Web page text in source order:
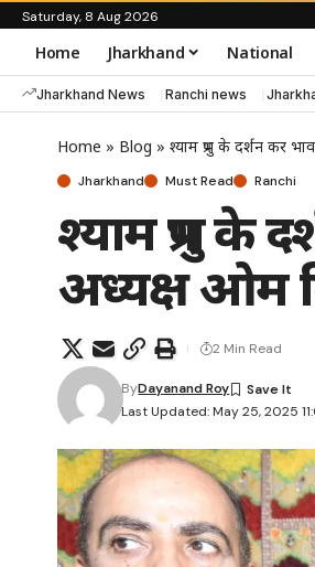
Saturday, 8 Aug 2026
Home Jharkhand National
Jharkhand News Ranchi news
Home » Blog » श्याम प्रभु के दर्शन कर
Jharkhand Must Read Ranchi
श्याम प्रभु के
अध्यक्ष ओम
Last Updated: May 25, 2025
ByDayanand Roy
2 Min Read